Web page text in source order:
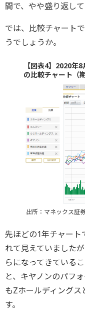
間で、やや盛り返し
では、比較チャート
うでしょうか。
【図表4】2020年
の比較チャート（
出所：マネックス証
先ほどの1年チャー
れて見えていました
らになってきている
と、キヤノンのパフ
もZホールディングス
す。